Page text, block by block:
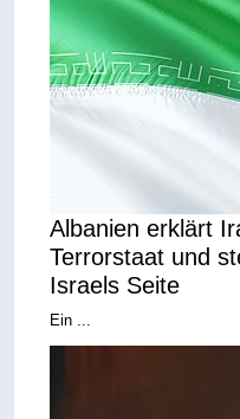
Albanien erklärt
Terrorstaat und
Israels Seite
Ein ...